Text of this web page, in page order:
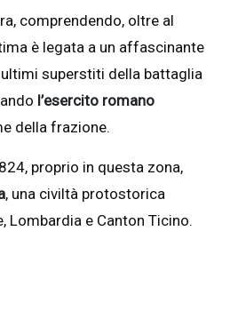
comprendendo, oltre al
è legata a un affascinante
superstiti della battaglia
l’esercito romano
della frazione.
proprio in questa zona,
, una civiltà protostorica
Lombardia e Canton Ticino.